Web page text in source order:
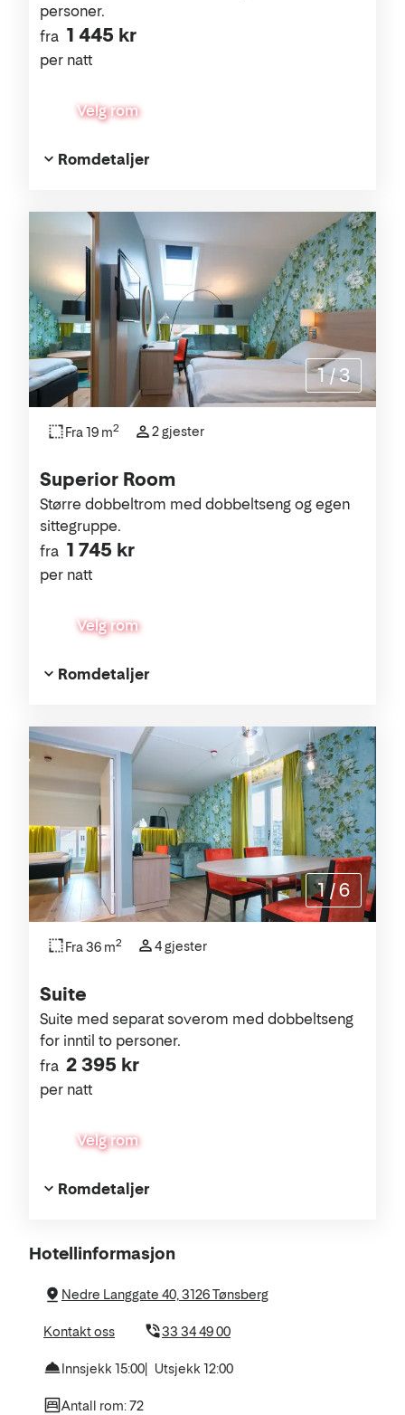
fra 1 445 kr
per natt
personer.
Velg rom
Romdetaljer
Superior Room
fra 1 745 kr
per natt
Større dobbeltrom med dobbeltseng og egen
sittegruppe.
Velg rom
Fra 19 m2 2 gjester
Romdetaljer
1 /3
Suite
fra 2 395 kr
per natt
Suite med separat soverom med dobbeltseng
for inntil to personer.
Velg rom
Fra 36 m2 4 gjester
Romdetaljer
1 /6
Om
hotellet
Hotellinformasjon
Nedre Langgate 40, 3126 Tønsberg
Kontakt oss 33 34 49 00
Innsjekk 15:00 Utsjekk 12:00
Antall rom: 72